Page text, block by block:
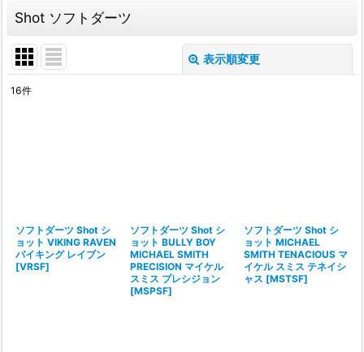
Shot ソフトダーツ
表示順変更
16件
ソフトダーツ Shot シ
ョット VIKING RAVEN
バイキング レイブン
[VRSF]
ソフトダーツ Shot シ
ョット BULLY BOY
MICHAEL SMITH
PRECISION マイケル
スミス プレシジョン
[MSPSF]
ソフトダーツ Shot シ
ョット MICHAEL
SMITH TENACIOUS マ
イケル スミス テネイシ
ャス [MSTSF]